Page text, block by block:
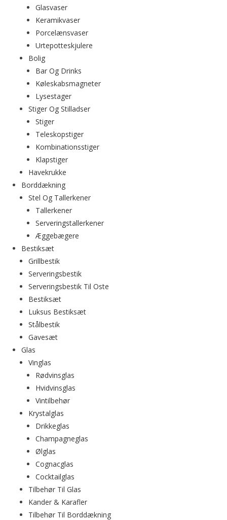
Glasvaser
Keramikvaser
Porcelænsvaser
Urtepotteskjulere
Bolig
Bar Og Drinks
Køleskabsmagneter
Lysestager
Stiger Og Stilladser
Stiger
Teleskopstiger
Kombinationsstiger
Klapstiger
Havekrukke
Borddækning
Stel Og Tallerkener
Tallerkener
Serveringstallerkener
Æggebægere
Bestiksæt
Grillbestik
Serveringsbestik
Serveringsbestik Til Oste
Bestiksæt
Luksus Bestiksæt
Stålbestik
Gavesæt
Glas
Vinglas
Rødvinsglas
Hvidvinsglas
Vintilbehør
Krystalglas
Drikkeglas
Champagneglas
Ølglas
Cognacglas
Cocktailglas
Tilbehør Til Glas
Kander & Karafler
Tilbehør Til Borddækning